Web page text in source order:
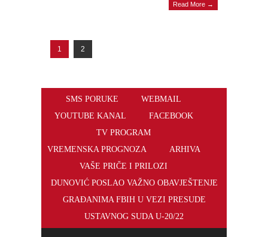
Read More →
1 2
SMS PORUKE
WEBMAIL
YOUTUBE KANAL
FACEBOOK
TV PROGRAM
VREMENSKA PROGNOZA
ARHIVA
VAŠE PRIČE I PRILOZI
DUNOVIĆ POSLAO VAŽNO OBAVJEŠTENJE
GRAĐANIMA FBIH U VEZI PRESUDE
USTAVNOG SUDA U-20/22